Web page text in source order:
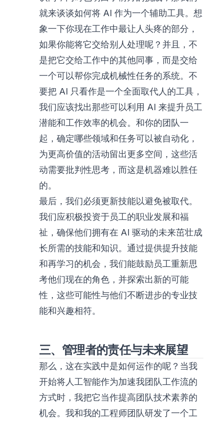
就来谈谈如何将 AI 作为一个辅助工具。想
象一下你现在工作中最让人头疼的部分，
如果你能将它交给别人处理呢？并且，不
是把它交给工作中的其他同事，而是交给
一个可以帮你完成机械性任务的系统。不
要把 AI 只看作是一个全面取代人的工具，
我们应该找出那些可以利用 AI 来提升员工
潜能和工作效率的机会。和你的团队一
起，确定哪些领域和任务可以被自动化，
为更高价值的活动留出更多空间，这些活
动需要批判性思考，而这是机器难以胜任
的。
最后，我们必须更新技能以避免被取代。
我们应积极投资于员工的职业发展和福
祉，确保他们拥有在 AI 驱动的未来茁壮成
长所需的技能和知识。通过提供提升技能
和再学习的机会，我们能鼓励员工重新思
考他们现在的角色，并探索出新的可能
性，这些可能性与他们不断进步的专业技
能和兴趣相符。
三、管理者的责任与未来展望
那么，这在实践中是如何运作的呢？当我
开始将人工智能作为加速我团队工作流的
方式时，我把它当作提高团队技术素养的
机会。我和我的工程师团队研发了一个工